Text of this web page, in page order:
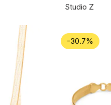
Studio Z
-30.7%